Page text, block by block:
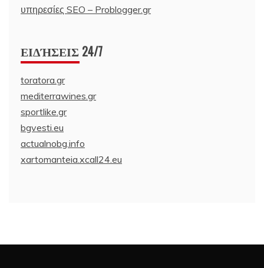
υπηρεσίες SEO – Problogger.gr
ΕΙΔΉΣΕΙΣ 24/7
toratora.gr
mediterrawines.gr
sportlike.gr
bgvesti.eu
actualnobg.info
xartomanteia.xcall24.eu